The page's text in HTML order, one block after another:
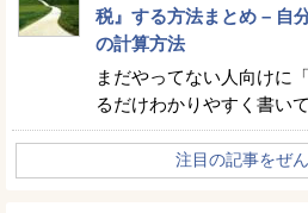
税』する方法まとめ – 自
の計算方法
まだやってない人向けに
るだけわかりやすく書い
注目の記事をぜ